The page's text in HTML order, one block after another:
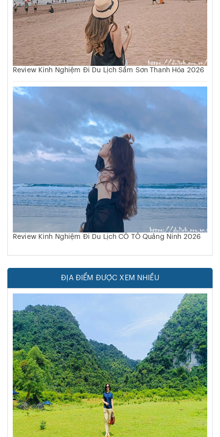
Review Kinh Nghiệm Đi Du Lịch Sầm Sơn Thanh Hóa 2026
Review Kinh Nghiệm Đi Du Lịch CÔ TÔ Quảng Ninh 2026
ĐỊA ĐIỂM ĐƯỢC XEM NHIỀU